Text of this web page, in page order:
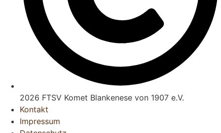
2026 FTSV Komet Blankenese von 1907 e.V.
Kontakt
Impressum